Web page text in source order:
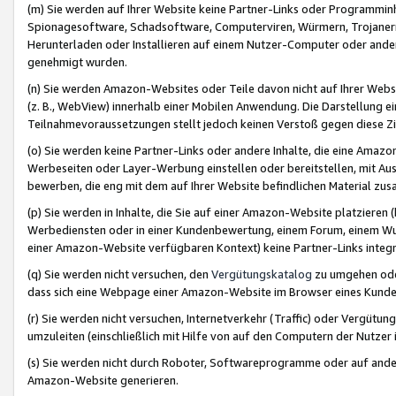
(m) Sie werden auf Ihrer Website keine Partner-Links oder
Spionagesoftware, Schadsoftware, Computerviren, Würmern,
Herunterladen oder Installieren auf einem Nutzer-Computer oder
genehmigt wurden.
(n) Sie werden Amazon-Websites oder Teile davon nicht auf Ihrer
(z. B., WebView) innerhalb einer Mobilen Anwendung. Die Darstellung
Teilnahmevoraussetzungen stellt jedoch keinen Verstoß gegen diese
(o) Sie werden keine Partner-Links oder andere Inhalte, die eine
Werbeseiten oder Layer-Werbung einstellen oder bereitstellen, mit
bewerben, die eng mit dem auf Ihrer Website befindlichen Material
(p) Sie werden in Inhalte, die Sie auf einer Amazon-Website
Werbediensten oder in einer Kundenbewertung, einem Forum, einem
einer Amazon-Website verfügbaren Kontext) keine Partner-Links
(q) Sie werden nicht versuchen, den Vergütungskatalog zu umgehen
dass sich eine Webpage einer Amazon-Website im Browser eines
(r) Sie werden nicht versuchen, Internetverkehr (Traffic) oder
umzuleiten (einschließlich mit Hilfe von auf den Computern der
(s) Sie werden nicht durch Roboter, Softwareprogramme oder auf
Amazon-Website generieren.